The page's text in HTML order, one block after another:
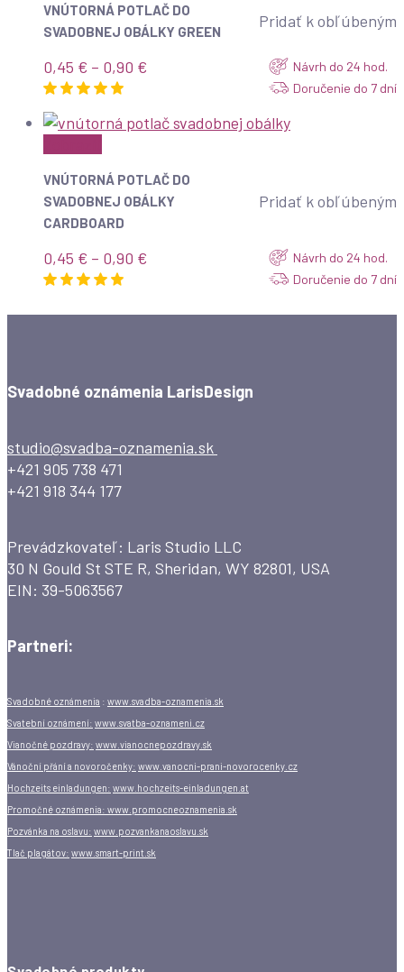
VNÚTORNÁ POTLAČ DO
SVADOBNEJ OBÁLKY GREEN
Pridať k obľúbeným
0,45 € – 0,90 €
through
Návrh do 24 hod.
Doručenie do 7 dní
VNÚTORNÁ POTLAČ DO
SVADOBNEJ OBÁLKY
CARDBOARD
Pridať k obľúbeným
0,45 € – 0,90 €
through
Návrh do 24 hod.
Doručenie do 7 dní
Svadobné oznámenia LarisDesign
studio@svadba-oznamenia.sk
+421 905 738 471
+421 918 344 177
Prevádzkovateľ: Laris Studio LLC
30 N Gould St STE R, Sheridan, WY 82801, USA
EIN: 39-5063567
Partneri:
Svadobné oznámenia : www.svadba-oznamenia.sk
Svatební oznámení: www.svatba-oznameni.cz
Vianočné pozdravy: www.vianocnepozdravy.sk
Vánoční přání a novoročenky: www.vanocni-prani-novorocenky.cz
Hochzeits einladungen: www.hochzeits-einladungen.at
Promočné oznámenia: www.promocneoznamenia.sk
Pozvánka na oslavu: www.pozvankanaoslavu.sk
Tlač plagátov: www.smart-print.sk